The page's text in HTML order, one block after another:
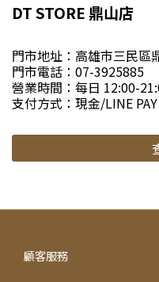
DT STORE 鼎山店
門市地址：高雄市三民區
門市電話：07-3925885
營業時間：每日 12:00-
支付方式：現金/LINE PAY
顧客服務